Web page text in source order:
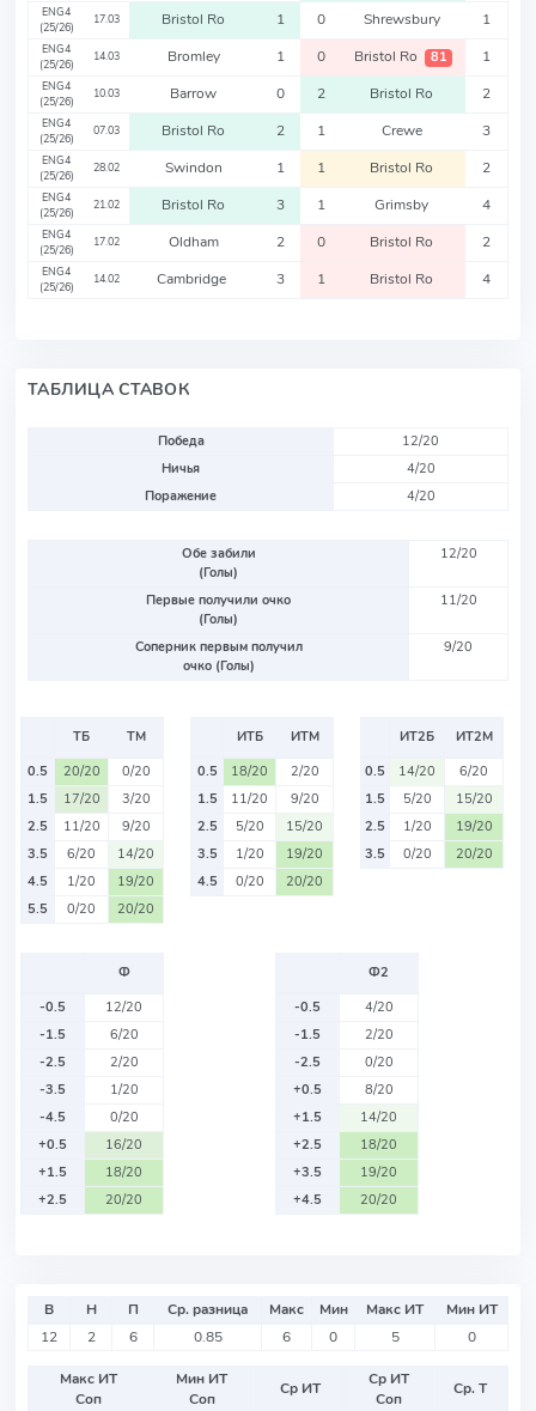
ENG4
(25/26)
17.03 Bristol Ro 1 0 Shrewsbury 1
ENG4
(25/26)
14.03 Bromley 1 0 Bristol Ro 81 1
ENG4
(25/26)
10.03 Barrow 0 2 Bristol Ro 2
ENG4
(25/26)
07.03 Bristol Ro 2 1 Crewe 3
ENG4
(25/26)
28.02 Swindon 1 1 Bristol Ro 2
ENG4
(25/26)
21.02 Bristol Ro 3 1 Grimsby 4
ENG4
(25/26)
17.02 Oldham 2 0 Bristol Ro 2
ENG4
(25/26)
14.02 Cambridge 3 1 Bristol Ro 4
ТАБЛИЦА СТАВОК
Победа
12/20
Ничья
4/20
Поражение
4/20
Обе забили
(Голы)
12/20
Первые получили очко
(Голы)
11/20
Соперник первым получил
очко (Голы)
9/20
ТБ
ТМ
0.5
20/20
0/20
1.5
17/20
3/20
2.5
11/20
9/20
3.5
6/20
14/20
4.5
1/20
19/20
5.5
0/20 20/20
ИТБ
ИТМ
0.5
18/20
2/20
1.5
11/20
9/20
2.5
5/20
15/20
3.5
1/20
19/20
4.5
0/20 20/20
ИТ2Б
ИТ2М
0.5
14/20
6/20
1.5
5/20
15/20
2.5
1/20
19/20
3.5
0/20 20/20
Ф
-0.5
12/20
-1.5
6/20
-2.5
2/20
-3.5
1/20
-4.5
0/20
+0.5
16/20
+1.5
18/20
+2.5
20/20
Ф2
-0.5
4/20
-1.5
2/20
-2.5
0/20
+0.5
8/20
+1.5
14/20
+2.5
18/20
+3.5
19/20
+4.5
20/20
В Н П Ср. разница Макс Мин Макс ИТ
Мин ИТ
12
2 6 0.85 6 0 5 0
Макс ИТ
Соп
Мин ИТ
Соп
Ср ИТ
Ср ИТ
Соп
Ср. Т